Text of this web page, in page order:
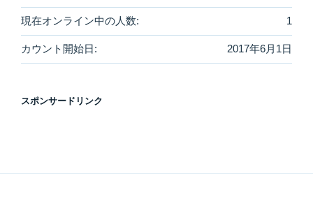
1
現在オンライン中の人数:
2017年6月1日
カウント開始日:
スポンサードリンク